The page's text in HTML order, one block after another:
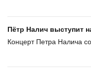
Пётр Налич выступит
Концерт Петра Налича